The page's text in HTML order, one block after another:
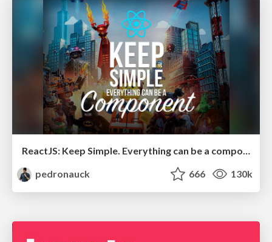
pedronauck
666 130k